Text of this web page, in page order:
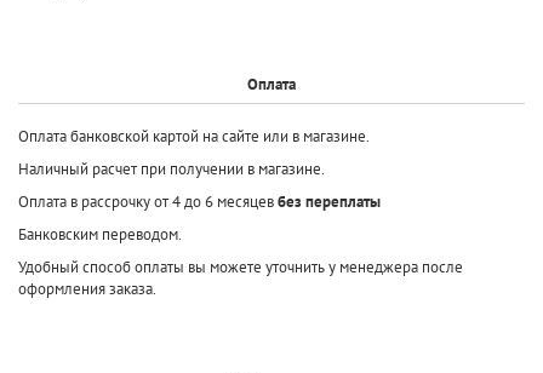
Оплата
Оплата банковской картой на сайте или в магазине.
Наличный расчет при получении в магазине.
Оплата в рассрочку от 4 до 6 месяцевбез переплаты
Банковским переводом.
Удобный способ оплаты вы можете уточнить у менеджера после
оформления заказа.